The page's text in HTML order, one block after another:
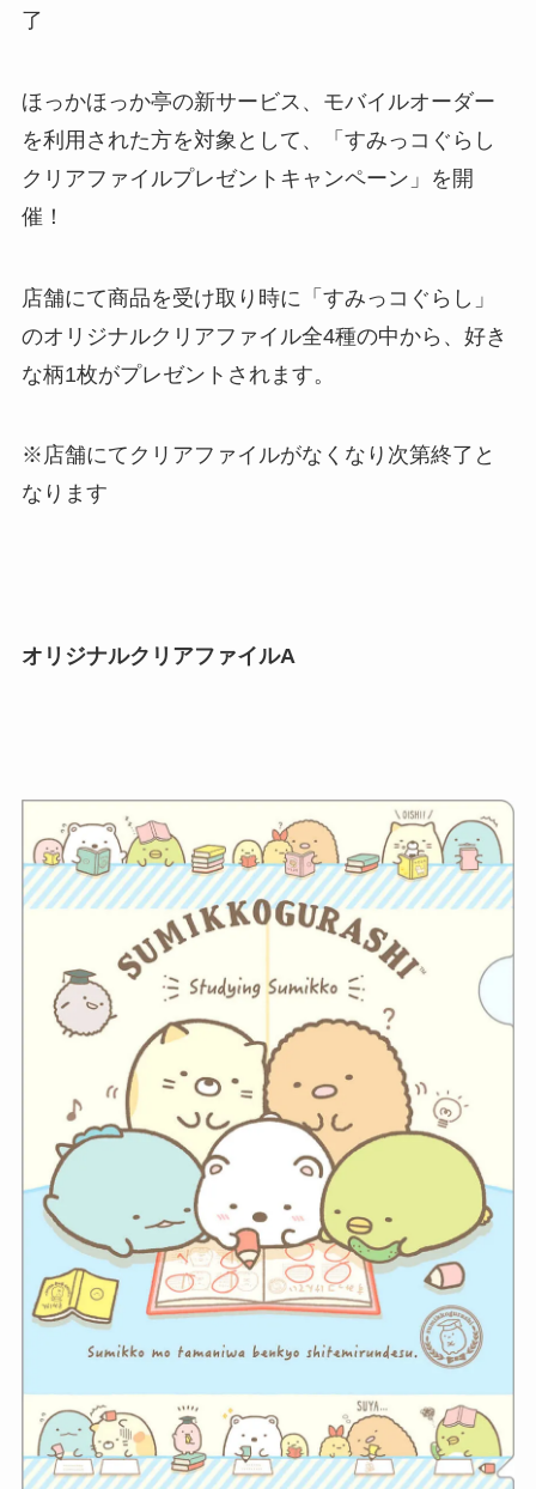
了
ほっかほっか亭の新サービス、モバイルオーダー
を利用された方を対象として、「すみっコぐらし
クリアファイルプレゼントキャンペーン」を開
催！
店舗にて商品を受け取り時に「すみっコぐらし」
のオリジナルクリアファイル全4種の中から、好き
な柄1枚がプレゼントされます。
※店舗にてクリアファイルがなくなり次第終了と
なります
オリジナルクリアファイルA